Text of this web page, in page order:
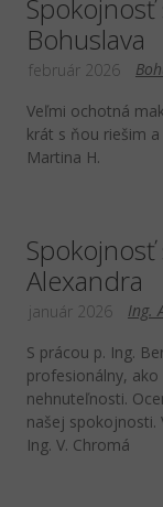
Bohuslava
február 2026
Veľmi ochotná
krát s ňou riešim
Martina H.
Alexandra
Ing.
január 2026
S prácou p. Ing.
profesionálny,
nehnuteľnosti.
našej spokojnosti.
Ing. V. Chromá